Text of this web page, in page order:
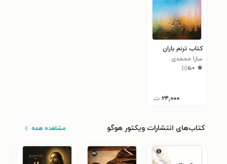
کتاب ترنم باران
سارا محمدی
۵٫۰(۱)
۲۴,۰۰۰ ت
کتاب‌های انتشارات ویکتور هوگو مشاهده همه